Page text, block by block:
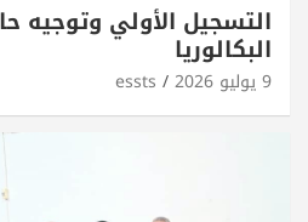
التسجيل الأولي وتوجيه
البكالوريا
9 يوليو 2026 essts